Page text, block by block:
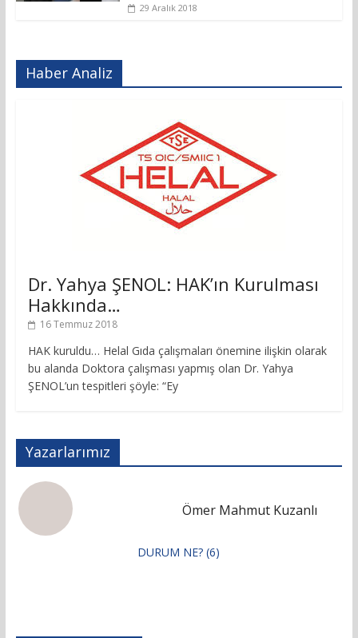
29 Aralık 2018
Haber Analiz
Dr. Yahya ŞENOL: HAK’ın Kurulması
Hakkında…
16 Temmuz 2018
HAK kuruldu… Helal Gıda çalışmaları önemine ilişkin olarak
bu alanda Doktora çalışması yapmış olan Dr. Yahya
ŞENOL’un tespitleri şöyle: “Ey
Yazarlarımız
Ömer Mahmut Kuzanlı
DURUM NE? (6)